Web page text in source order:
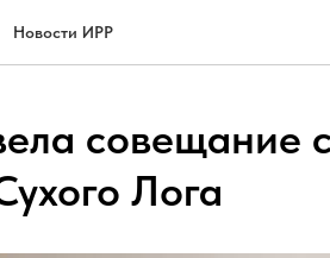
Новости ИРР
совещание
Лога